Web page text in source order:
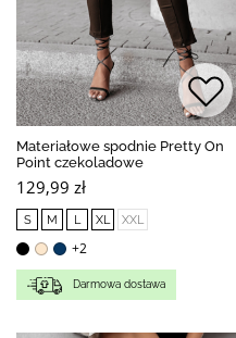
Materiałowe spodnie Pretty On
Point czekoladowe
129,99 zł
S M L XL XXL
+2
Darmowa dostawa